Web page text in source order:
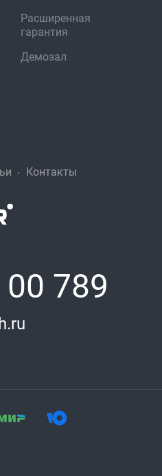
Расширенная
гарантия
Демозал
Контакты
789